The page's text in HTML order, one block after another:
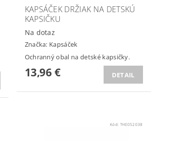
KAPSÁČEK DRŽIAK NA DETSKÚ
KAPSIČKU
Na dotaz
Značka: Kapsáček
Ochranný obal na detské kapsičky.
13,96 € DETAIL
Kód: THE052038